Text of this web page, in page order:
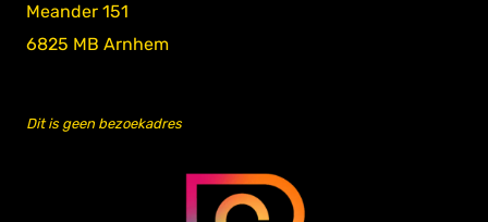
Meander 151
6825 MB Arnhem
Dit is geen bezoekadres